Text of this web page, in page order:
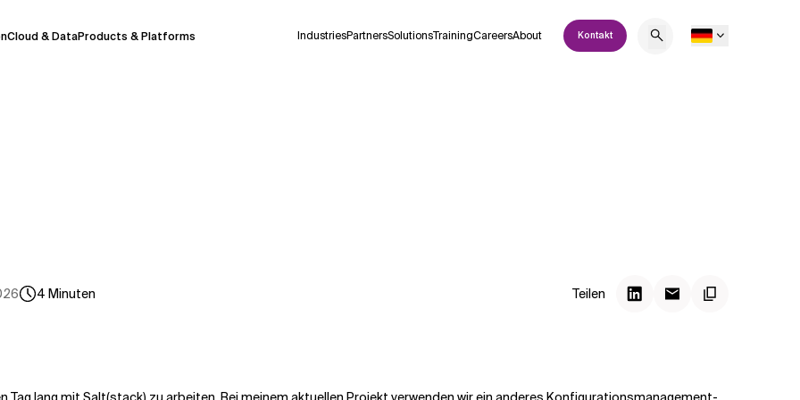
Cloud & DataProducts & Platforms IndustriesPartnersSolutionsTrainingCareersAbout Kontakt
bevor Sie Entscheidungen treffen oder
4 Minuten Teilen